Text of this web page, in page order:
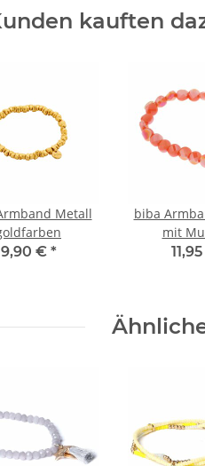
kauften
Metall
9,90 € *
biba
mit